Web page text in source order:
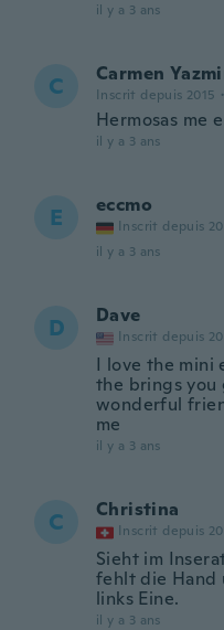
il y a 3 ans
C Carmen
Inscrit depuis 2015 ·
Hermosas me
il y a 3 ans
E eccmo
Inscrit depuis
il y a 3 ans
D Dave
Inscrit depuis
I love the mini
the brings you
wonderful
me
il y a 3 ans
C Christina
Inscrit depuis
Sieht im
fehlt die Hand
links Eine.
il y a 3 ans